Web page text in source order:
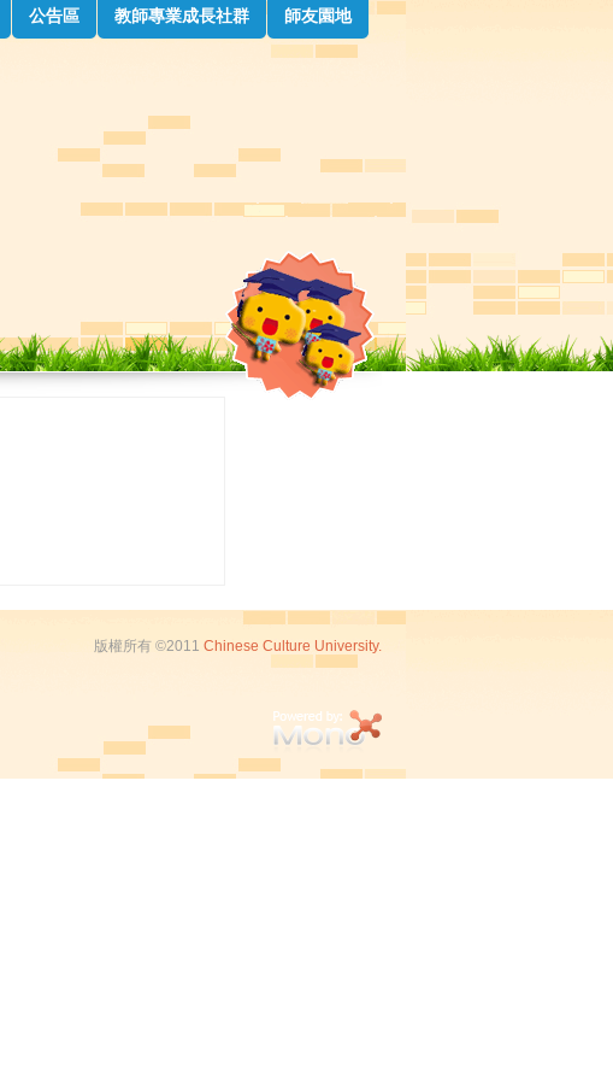
公告區 教師專業成長社群 師友園地
版權所有 ©2011 Chinese Culture University.